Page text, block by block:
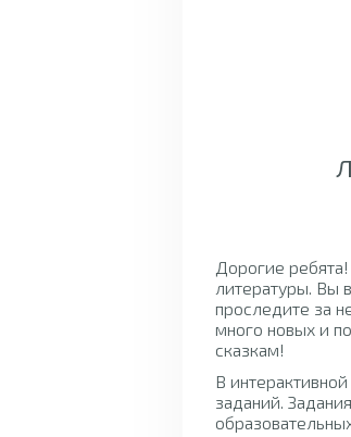
Дорогие
литературы. Вы
проследите за
много новых и
сказкам!
В
заданий.